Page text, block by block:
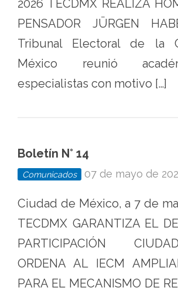
2026 TECDMX REALIZA
PENSADOR JÜRGEN
Tribunal Electoral de la
México reunió
especialistas con motivo […]
Boletín N° 14
Comunicados 07 de mayo de
Ciudad de México, a 7 de
TECDMX GARANTIZA EL
PARTICIPACIÓN
ORDENA AL IECM
PARA EL MECANISMO DE